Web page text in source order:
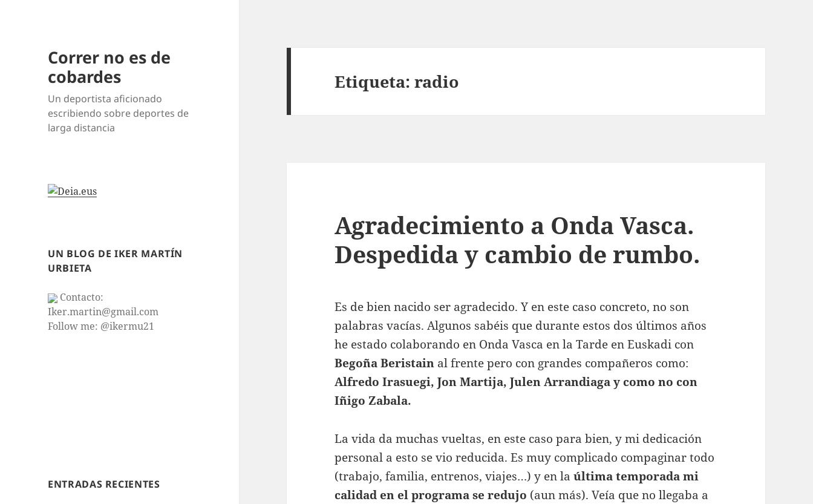
Correr no es de
cobardes
Un deportista aficionado
escribiendo sobre deportes de
larga distancia
UN BLOG DE IKER MARTÍN
URBIETA
Contacto:
Iker.martin@gmail.com
Follow me: @ikermu21
ENTRADAS RECIENTES
Etiqueta:radio
Agradecimiento a Onda Vasca.
Despedida y cambio de rumbo.
Es de bien nacido ser agradecido. Y en este caso concreto, no son
palabras vacías. Algunos sabéis que durante estos dos últimos años
he estado colaborando en Onda Vasca en la Tarde en Euskadi con
Begoña Beristain al frente pero con grandes compañeros como:
Alfredo Irasuegi, Jon Martija, Julen Arrandiaga y como no con
Iñigo Zabala.
La vida da muchas vueltas, en este caso para bien, y mi dedicación
personal a esto se vio reducida. Es muy complicado compaginar todo
(trabajo, familia, entrenos, viajes…) y en laúltima temporada mi
calidad en el programa se redujo (aun más). Veía que no llegaba a